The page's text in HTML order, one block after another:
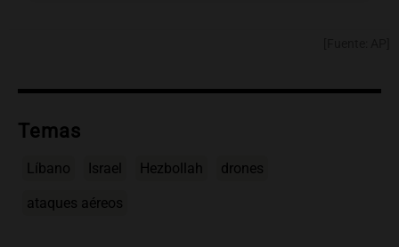
Temas
Líbano Israel Hezbollah drones
ataques aéreos